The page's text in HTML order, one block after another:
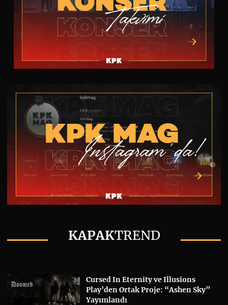
KAPAKTREND
Cursed In Eternity ve Illusions
Play’den Ortak Proje: “Ashen Sky”
Yayımlandı